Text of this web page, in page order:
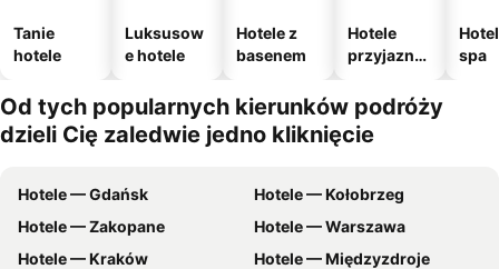
Tanie
hotele
Luksusow
e hotele
Hotele z
basenem
Hotele
przyjazne
m
spa
Od tych popularnych kierunków podróży
dzieli Cię zaledwie jedno kliknięcie
Hotele — Gdańsk
Hotele — Kołobrzeg
Hotele — Zakopane
Hotele — Warszawa
Hotele — Kraków
Hotele — Międzyzdroje